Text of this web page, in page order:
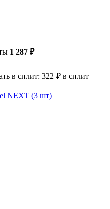
1 287 ₽
в сплит: 322 ₽ в сплит
NEXT (3 шт)